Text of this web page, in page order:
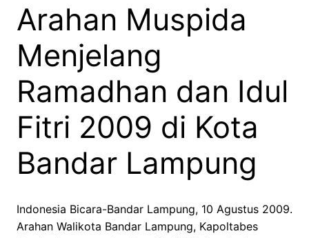
Arahan Muspida
Menjelang
Ramadhan dan Idul
Fitri 2009 di Kota
Bandar Lampung
Indonesia Bicara-Bandar Lampung, 10 Agustus 2009.
Arahan Walikota Bandar Lampung, Kapoltabes